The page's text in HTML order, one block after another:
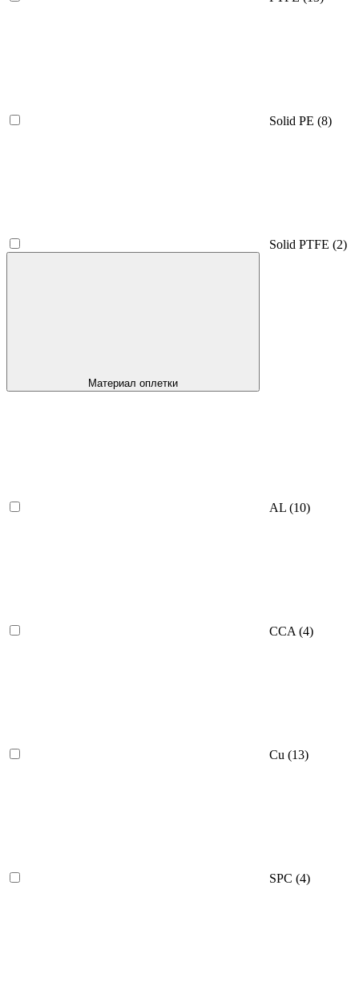
Solid PE (8)
Solid PTFE (2)
Материал оплетки
AL (10)
CCA (4)
Cu (13)
SPC (4)